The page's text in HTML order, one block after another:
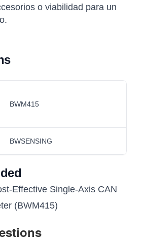
o viabilidad para un
BWM415
BWSENSING
Effective Single-Axis CAN
(BWM415)